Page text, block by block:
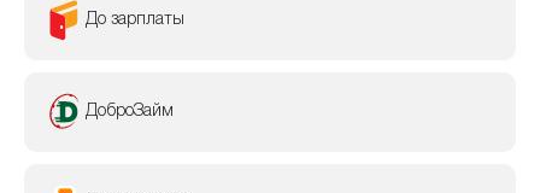
До зарплаты
ДоброЗайм